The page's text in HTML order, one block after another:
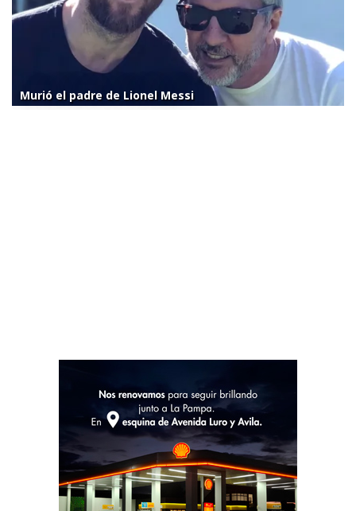
Murió el padre de Lionel Messi